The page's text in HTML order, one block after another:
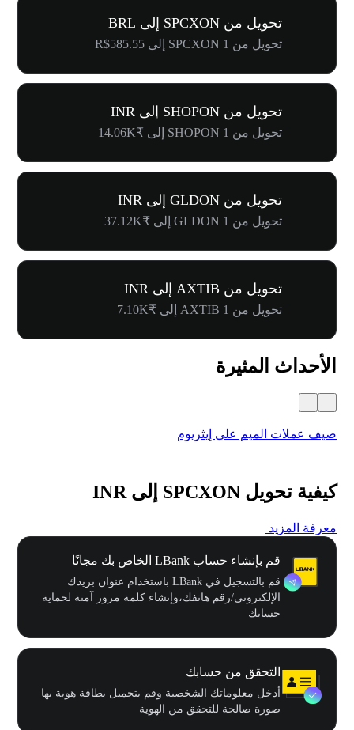
تحويل من SPCXON إلى BRL
تحويل من 1 SPCXON إلى R$585.55
تحويل من SHOPON إلى INR
تحويل من 1 SHOPON إلى ₹14.06K
تحويل من GLDON إلى INR
تحويل من 1 GLDON إلى ₹37.12K
تحويل من AXTIB إلى INR
تحويل من 1 AXTIB إلى ₹7.10K
الأحداث المثيرة
صيف عملات الميم على إيثريوم
كيفية تحويل SPCXON إلى INR
معرفة المزيد
قم بإنشاء حساب LBank الخاص بك مجانًا
قم بالتسجيل في LBank باستخدام عنوان بريدك
الإلكتروني/رقم هاتفك،وإنشاء كلمة مرور آمنة لحماية
حسابك
التحقق من حسابك
أدخل معلوماتك الشخصية وقم بتحميل بطاقة هوية بها
صورة صالحة للتحقق من الهوية